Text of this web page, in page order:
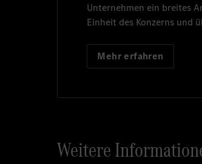
Unternehmen ein breites
Einheit des Konzerns und
Mehr erfahren
Weitere